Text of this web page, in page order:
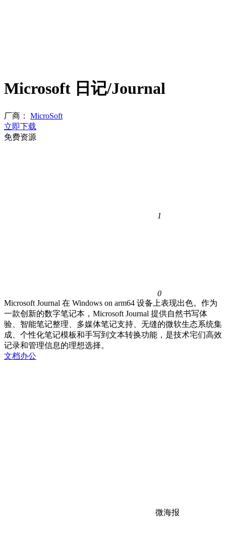
Microsoft 日记/Journal
厂商：
MicroSoft
立即下载
免费资源
1
0
Microsoft Journal 在 Windows on arm64 设备上表现出色。作为
一款创新的数字笔记本，Microsoft Journal 提供自然书写体
验、智能笔记整理、多媒体笔记支持、无缝的微软生态系统集
成、个性化笔记模板和手写到文本转换功能，是技术宅们高效
记录和管理信息的理想选择。
文档办公
微海报